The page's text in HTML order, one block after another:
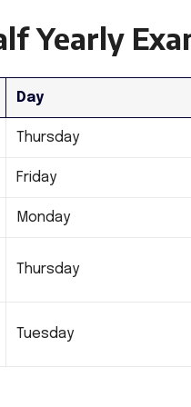
Yearly
Day
Thursday
Friday
Monday
Thursday
Tuesday